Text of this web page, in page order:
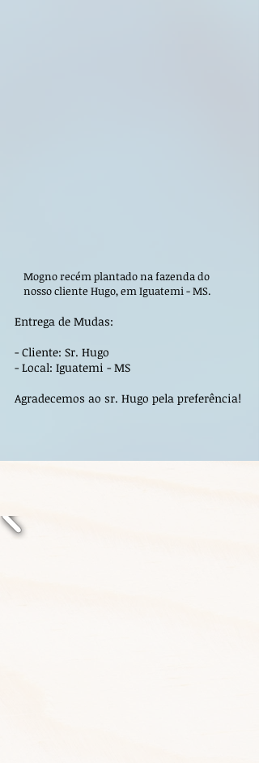
Mogno recém plantado na fazenda do
nosso cliente Hugo, em Iguatemi - MS.
Entrega de Mudas:
- Cliente: Sr. Hugo
- Local: Iguatemi - MS
Agradecemos ao sr. Hugo pela preferência!